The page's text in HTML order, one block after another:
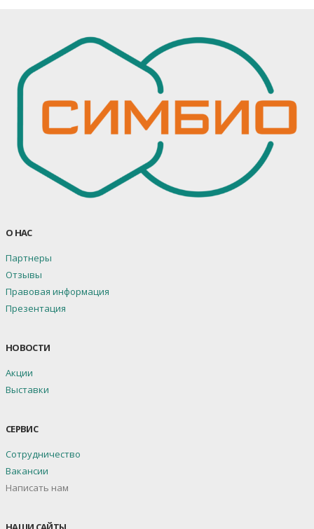
О НАС
Партнеры
Отзывы
Правовая информация
Презентация
НОВОСТИ
Акции
Выставки
СЕРВИС
Сотрудничество
Вакансии
Написать нам